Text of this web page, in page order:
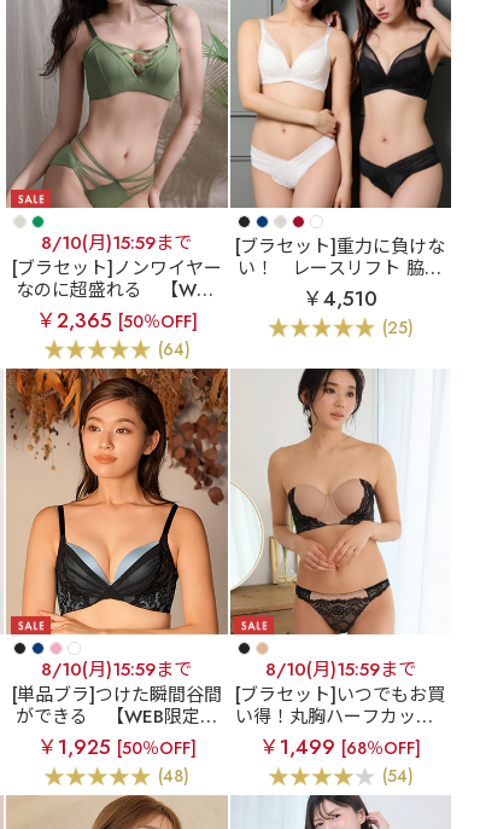
8/10(月)15:59まで
[ブラセット]ノンワイヤー
なのに超盛れる
【WEB
限定】クロスコード ノン
ワイヤー 超盛ブラ(R) ブ
ラジャー&ショーツ
￥2,365 [50％OFF]
(64)
[ブラセット]重力に負けな
い！
レースリフト 脇高
ブラジャー&ハーフバッ
クショーツ
￥4,510
(25)
8/10(月)15:59まで
[単品ブラ]つけた瞬間谷間
ができる
【WEB限定】
Lady like 超盛ブラ(R) 単
品ブラジャー
￥1,925 [50％OFF]
(48)
8/10(月)15:59まで
[ブラセット]いつでもお買
い得！丸胸ハーフカップ×
美尻ハーフバックのセッ
【アウトレット】Be
balloon ストラップレス
ハーフカップ ブラジャー
￥1,499 [68％OFF]
(54)